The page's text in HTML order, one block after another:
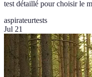
test détaillé pour choisir le
aspirateurtests
Jul 21